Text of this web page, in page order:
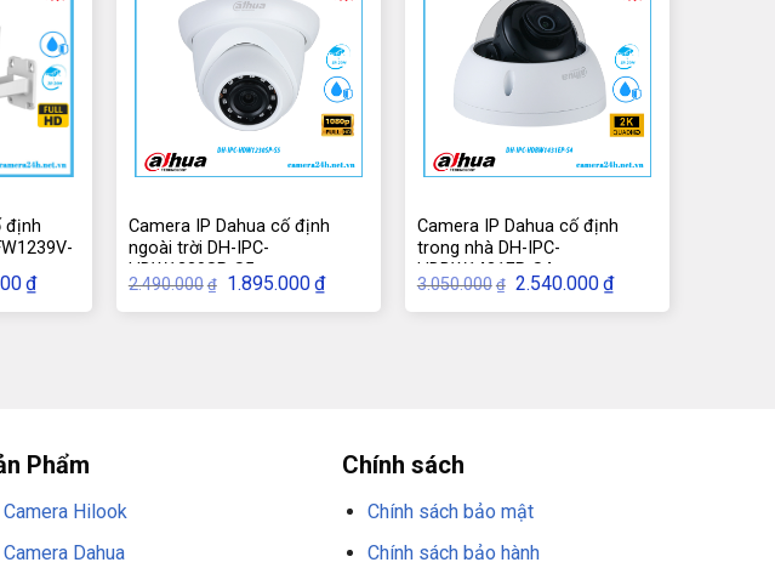
định
₫Giá
hiện
tại
Camera IP Dahua cố định
ngoài trời DH-IPC-
HDW1230SP-S5
2.490.000 ₫
Giá
là:
1.895.000₫Giá
hiện
tại
Camera IP Dahua cố định
trong nhà DH-IPC-
HDBW1431EP-S4
3.050.000 ₫ Giá
là:
2.540.000₫Giá
hiện
tại
Phẩm
Camera Hilook
Camera Dahua
Chính sách
Chính sách bảo mật
Chính sách bảo hành